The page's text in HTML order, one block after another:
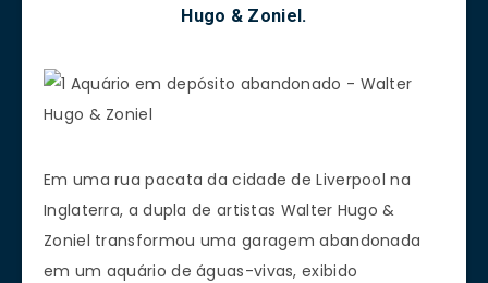
Hugo & Zoniel.
Em uma rua pacata da cidade de Liverpool na
Inglaterra, a dupla de artistas Walter Hugo &
Zoniel transformou uma garagem abandonada
em um aquário de águas-vivas, exibido